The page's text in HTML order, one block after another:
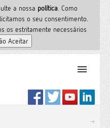
a nossa polí­tica. Como
o seu consentimento.
os estritamente necessários
PT